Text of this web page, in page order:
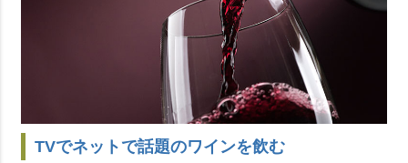
TVでネットで話題のワインを飲む